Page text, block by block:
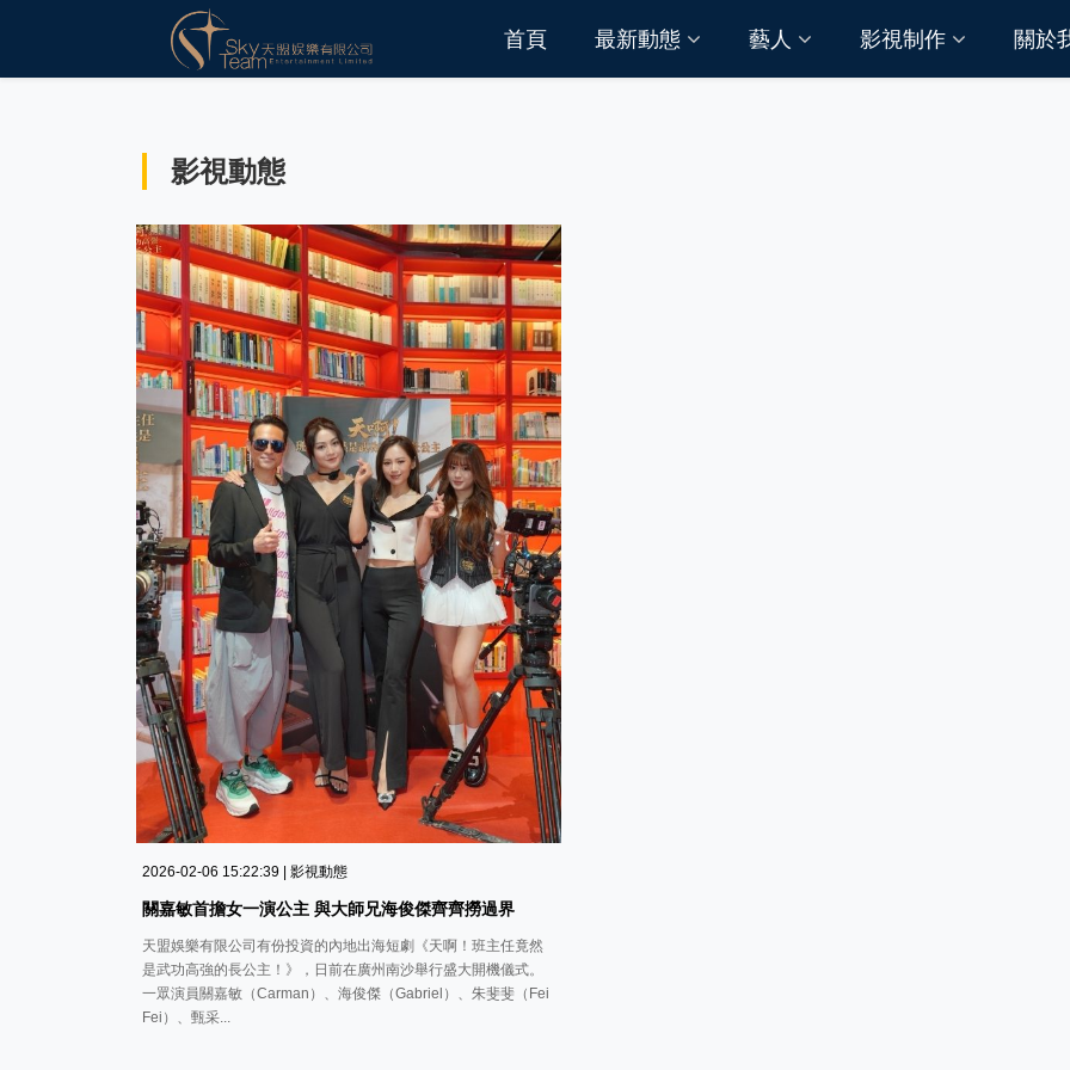
首頁 最新動態 藝人 影視制作 關於
影視動態
2026-02-06 15:22:39 | 影視動態
關嘉敏首擔女一演公主 與大師兄海俊傑齊齊撈過界
天盟娛樂有限公司有份投資的內地出海短劇《天啊！班主任竟然
是武功高強的長公主！》，日前在廣州南沙舉行盛大開機儀式。
一眾演員關嘉敏（Carman）、海俊傑（Gabriel）、朱斐斐（Fei
Fei）、甄采...